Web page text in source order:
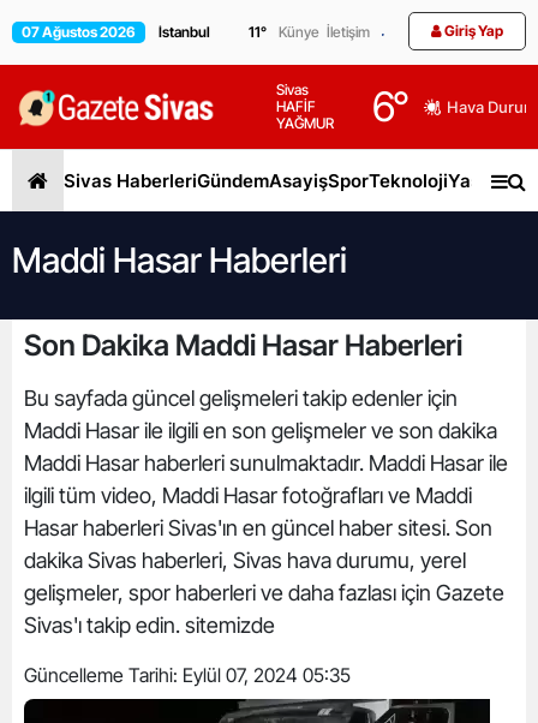
07 Ağustos 2026 11° Künye İletişim Giriş Yap
Sivas
HAFİF
YAĞMUR
6° Hava
Sivas HaberleriGündemAsayişSporTeknolojiYaşam
Maddi Hasar Haberleri
Son Dakika Maddi Hasar Haberleri
Bu sayfada güncel gelişmeleri takip edenler için
Maddi Hasar ile ilgili en son gelişmeler ve son dakika
Maddi Hasar haberleri sunulmaktadır. Maddi Hasar ile
ilgili tüm video, Maddi Hasar fotoğrafları ve Maddi
Hasar haberleri Sivas'ın en güncel haber sitesi. Son
dakika Sivas haberleri, Sivas hava durumu, yerel
gelişmeler, spor haberleri ve daha fazlası için Gazete
Sivas'ı takip edin. sitemizde
Güncelleme Tarihi: Eylül 07, 2024 05:35